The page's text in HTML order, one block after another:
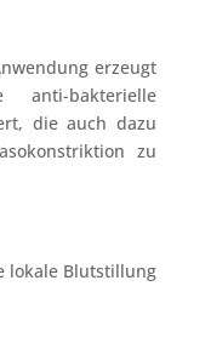
erzeugt
bakterielle
die auch dazu
zu
lokale Blutstillung